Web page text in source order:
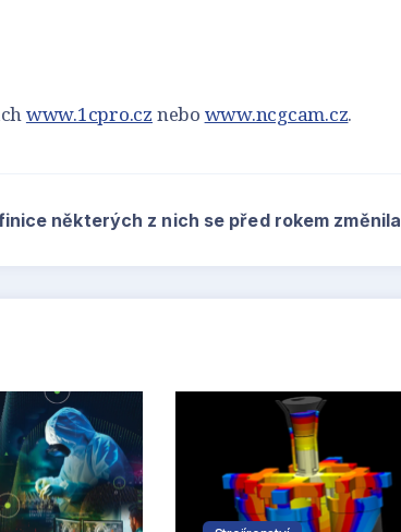
www.1cpro.cz nebo www.ncgcam.cz.
některých z nich se před rokem změnila